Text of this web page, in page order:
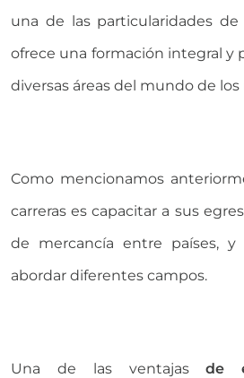
una de las particularidades
ofrece una formación integral y
diversas áreas del mundo de los
Como mencionamos
carreras es capacitar a sus
de mercancía entre países,
abordar diferentes campos.
Una de las ventajasde